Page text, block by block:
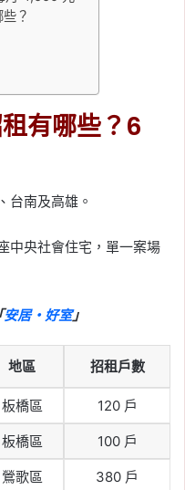
？
有哪些？6
台南及高雄。
中央社會住宅，單一案場
安居・好室」
地區 招租戶數
板橋區 120 戶
板橋區 100 戶
鶯歌區 380 戶